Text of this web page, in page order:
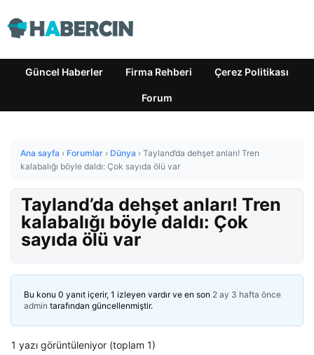
Güncel Haberler Firma Rehberi Çerez Politikası
Forum
Ana sayfa › Forumlar › Dünya › Tayland’da dehşet anları! Tren
kalabalığı böyle daldı: Çok sayıda ölü var
Tayland’da dehşet anları! Tren
kalabalığı böyle daldı: Çok
sayıda ölü var
Bu konu 0 yanıt içerir, 1 izleyen vardır ve en son 2 ay 3 hafta önce
admin tarafından güncellenmiştir.
1 yazı görüntüleniyor (toplam 1)